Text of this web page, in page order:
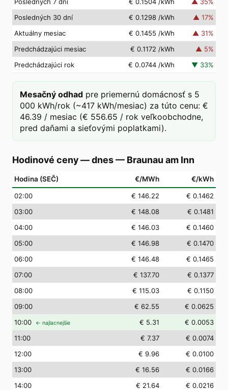
Posledných 30 dní
€ 0.1298 /kWh ▲ 17%
Aktuálny mesiac
€ 0.1455 /kWh ▲ 31%
Predchádzajúci mesiac
€ 0.1172 /kWh ▲ 5%
Predchádzajúci rok
€ 0.0744 /kWh ▼ 33%
Mesačný odhad pre priemernú domácnosť s 5
000 kWh/rok (~417 kWh/mesiac) za túto cenu: €
46.39 / mesiac (€ 556.65 / rok veľkoobchodne,
pred daňami a sieťovými poplatkami).
Hodinové ceny — dnes— Braunau am Inn
Hodina (SEČ) €/MWh €/kWh
02:00 € 146.22
€ 0.1462
03:00 € 148.08
€ 0.1481
04:00 € 146.03
€ 0.1460
05:00 € 146.98
€ 0.1470
06:00 € 146.48
€ 0.1465
07:00 € 137.70
€ 0.1377
08:00 € 115.03
€ 0.1150
09:00 € 62.55
€ 0.0625
10:00 ← najlacnejšie € 5.31
€ 0.0053
11:00 € 7.37
€ 0.0074
12:00 € 9.96
€ 0.0100
13:00 € 16.56
€ 0.0166
14:00 € 21.64
€ 0.0216